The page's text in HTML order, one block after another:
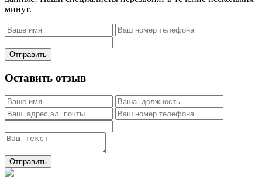
минут.
Отправить
Оставить отзыв
Отправить